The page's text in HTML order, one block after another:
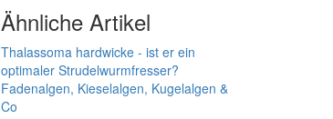
Ähnliche Artikel
Thalassoma hardwicke - ist er ein
optimaler Strudelwurmfresser?
Fadenalgen, Kieselalgen, Kugelalgen &
Co